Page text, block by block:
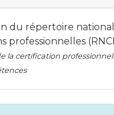
du répertoire
professionnelles
la certification